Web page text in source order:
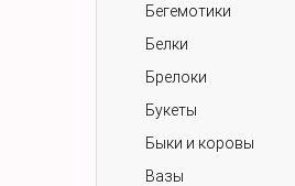
Бегемотики
Белки
Брелоки
Букеты
Быки и коровы
Вазы